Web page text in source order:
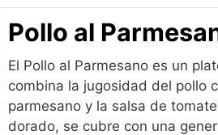
Pollo al
El Pollo al Parmesano es un
combina la jugosidad del pollo
parmesano y la salsa de
dorado, se cubre con una